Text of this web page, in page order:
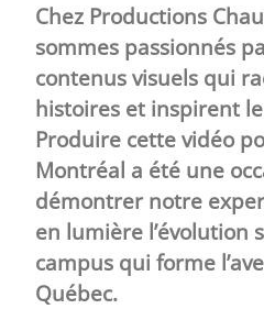
Chez Productions
sommes passionnés
contenus visuels qui
histoires et inspirent
Produire cette vidéo
Montréal a été une
démontrer notre
en lumière l’évolution
campus qui forme
Québec.